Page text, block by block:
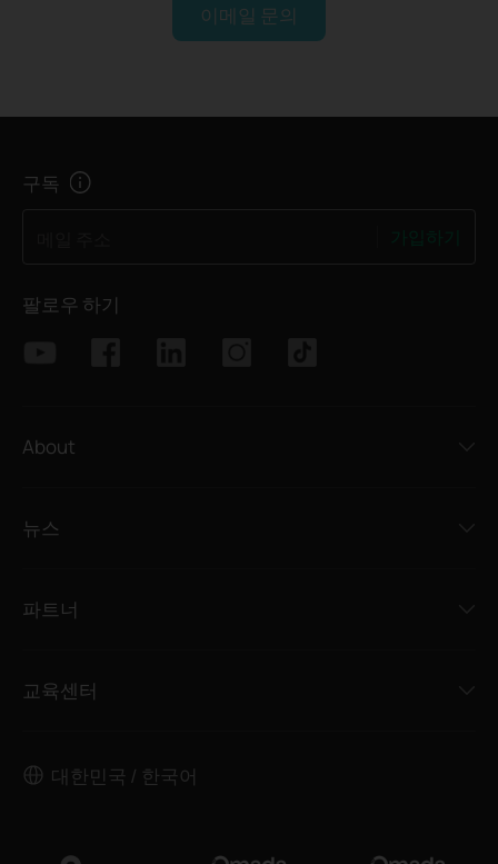
이메일 문의
구독
팔로우 하기
About
뉴스
파트너
교육센터
대한민국 / 한국어